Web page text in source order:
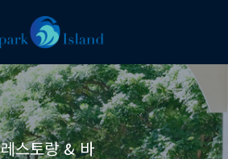
레스토랑 & 바